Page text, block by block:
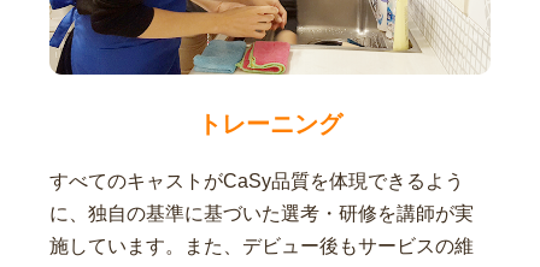
トレーニング
すべてのキャストがCaSy品質を体現できるよう
に、独自の基準に基づいた選考・研修を講師が実
施しています。また、デビュー後もサービスの維